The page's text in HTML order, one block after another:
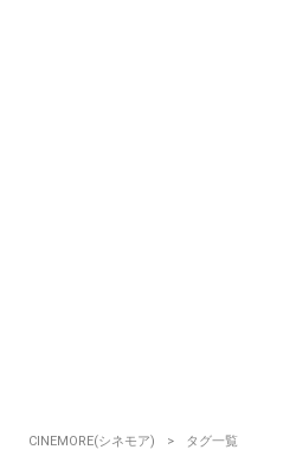
CINEMORE(シネモア) タグ一覧